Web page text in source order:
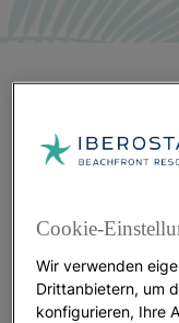
Cookie-
Wir verwenden
Drittanbietern, um
konfigurieren, Ihre